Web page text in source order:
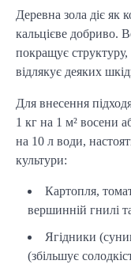
Деревна зола діє як
кальцієве добриво.
покращує структуру,
відлякує деяких
Для внесення
1 кг на 1 м² восени
на 10 л води,
культури:
Картопля,
вершинній гнилі
Ягідники
(збільшує